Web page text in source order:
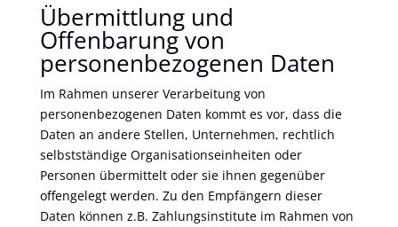
Übermittlung und
Offenbarung von
personenbezogenen Daten
Im Rahmen unserer Verarbeitung von
personenbezogenen Daten kommt es vor, dass die
Daten an andere Stellen, Unternehmen, rechtlich
selbstständige Organisationseinheiten oder
Personen übermittelt oder sie ihnen gegenüber
offengelegt werden. Zu den Empfängern dieser
Daten können z.B. Zahlungsinstitute im Rahmen von